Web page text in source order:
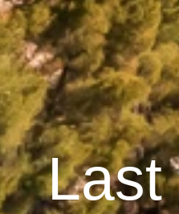
Last